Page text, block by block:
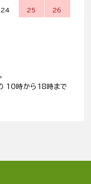
24 25 26
10時から18時まで